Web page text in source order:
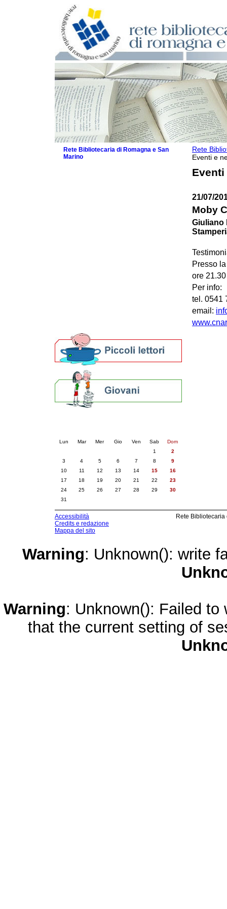
Rete
Eventi e
Eventi
21/07/
Moby
Giuliano
Presso
ore
Per info:
tel. 0541
email:
Rete Bibliotecaria di Romagna e San
Marino
Lun Mar Mer Gio Ven Sab
Dom
1
2
3
4 5 6 7 8
9
10
11 12 13 14 15
16
17
18 19 20 21 22
23
24
25 26 27 28 29
30
31
Accessibilità
Credits e redazione
Mappa del sito
Rete
Warning: Unknown(): write
Warning: Unknown(): Failed
that the current setting of